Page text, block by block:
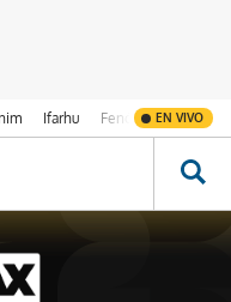
Ifarhu Fenómeno de El
EN VIVO